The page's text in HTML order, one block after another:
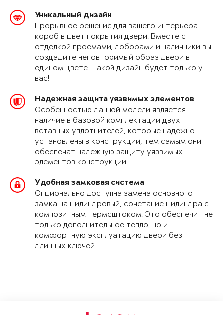
Уникальный дизайн
Прорывное решение для вашего интерьера —
короб в цвет покрытия двери. Вместе с
отделкой проемами, доборами и наличники вы
создадите неповторимый образ двери в
едином цвете. Такой дизайн будет только у
вас!
Надежная защита уязвимых элементов
Особенностью данной модели является
наличие в базовой комплектации двух
вставных уплотнителей, которые надежно
установлены в конструкции, тем самым они
обеспечат надежную защиту уязвимых
элементов конструкции.
Удобная замковая система
Опционально доступна замена основного
замка на цилиндровый, сочетание цилиндра с
композитным термоштоком. Это обеспечит не
только дополнительное тепло, но и
комфортную эксплуатацию двери без
длинных ключей.